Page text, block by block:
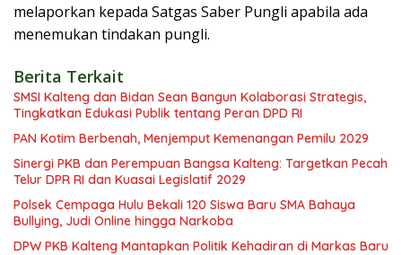
melaporkan kepada Satgas Saber Pungli apabila ada
menemukan tindakan pungli.
Berita Terkait
SMSI Kalteng dan Bidan Sean Bangun Kolaborasi Strategis,
Tingkatkan Edukasi Publik tentang Peran DPD RI
PAN Kotim Berbenah, Menjemput Kemenangan Pemilu 2029
Sinergi PKB dan Perempuan Bangsa Kalteng: Targetkan Pecah
Telur DPR RI dan Kuasai Legislatif 2029
Polsek Cempaga Hulu Bekali 120 Siswa Baru SMA Bahaya
Bullying, Judi Online hingga Narkoba
DPW PKB Kalteng Mantapkan Politik Kehadiran di Markas Baru